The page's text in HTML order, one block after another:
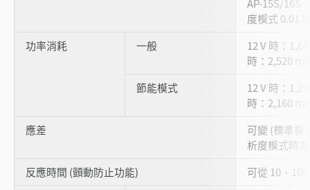
度模式 0.01
功率消耗
一般
12 V 時：
時：2,520
節能模式
12 V 時：
時：2,160
應差
可變 (標準模
析度模式時
反應時間 (顫動防止功能)
可從 10、